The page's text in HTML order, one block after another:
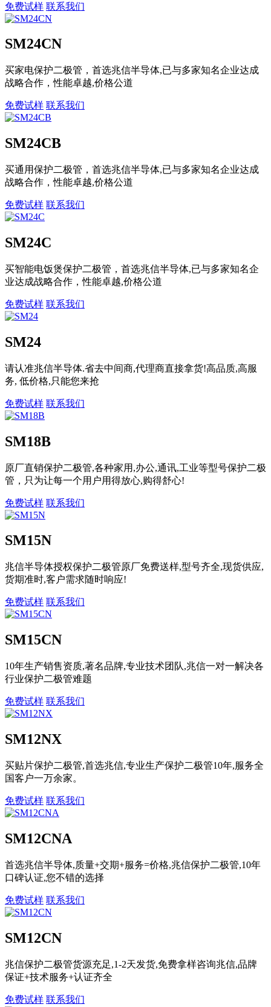
免费试样 联系我们
SM24CN
买家电保护二极管，首选兆信半导体,已与多家知名企业达成
战略合作，性能卓越,价格公道
免费试样 联系我们
SM24CB
买通用保护二极管，首选兆信半导体,已与多家知名企业达成
战略合作，性能卓越,价格公道
免费试样 联系我们
SM24C
买智能电饭煲保护二极管，首选兆信半导体,已与多家知名企
业达成战略合作，性能卓越,价格公道
免费试样 联系我们
SM24
请认准兆信半导体.省去中间商,代理商直接拿货!高品质,高服
务, 低价格,只能您来抢
免费试样 联系我们
SM18B
原厂直销保护二极管,各种家用,办公,通讯,工业等型号保护二极
管，只为让每一个用户用得放心,购得舒心!
免费试样 联系我们
SM15N
兆信半导体授权保护二极管原厂免费送样,型号齐全,现货供应,
货期准时,客户需求随时响应!
免费试样 联系我们
SM15CN
10年生产销售资质,著名品牌,专业技术团队,兆信一对一解决各
行业保护二极管难题
免费试样 联系我们
SM12NX
买贴片保护二极管,首选兆信,专业生产保护二极管10年,服务全
国客户一万余家。
免费试样 联系我们
SM12CNA
首选兆信半导体,质量+交期+服务=价格,兆信保护二极管,10年
口碑认证,您不错的选择
免费试样 联系我们
SM12CN
兆信保护二极管货源充足,1-2天发货,免费拿样咨询兆信,品牌
保证+技术服务+认证齐全
免费试样 联系我们